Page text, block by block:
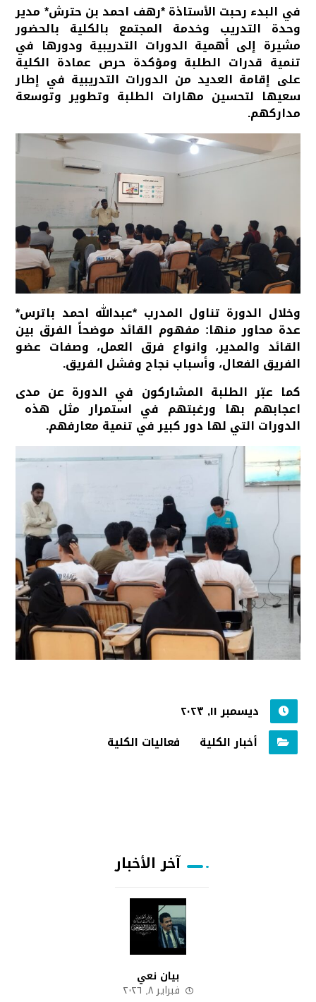
في البدء رحبت الأستاذة *رهف احمد بن حترش* مدير
وحدة التدريب وخدمة المجتمع بالكلية بالحضور
مشيرة إلى أهمية الدورات التدريبية ودورها في
تنمية قدرات الطلبة ومؤكدة حرص عمادة الكلية
على إقامة العديد من الدورات التدريبية في إطار
سعيها لتحسين مهارات الطلبة وتطوير وتوسعة
مداركهم.
وخلال الدورة تناول المدرب *عبدالله احمد باترس*
عدة محاور منها: مفهوم القائد موضحاً الفرق بين
القائد والمدير، وانواع فرق العمل، وصفات عضو
الفريق الفعال، وأسباب نجاح وفشل الفريق.
كما عبّر الطلبة المشاركون في الدورة عن مدى
اعجابهم بها ورغبتهم في استمرار مثل هذه
الدورات التي لها دور كبير في تنمية معارفهم.
ديسمبر ١١, ٢٠٢٣
أخبار الكلية
فعاليات الكلية
آخر الأخبار
بيان نعي
فبراير ٨, ٢٠٢٦